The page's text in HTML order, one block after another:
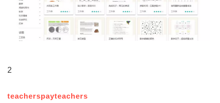
2
teacherspayteachers